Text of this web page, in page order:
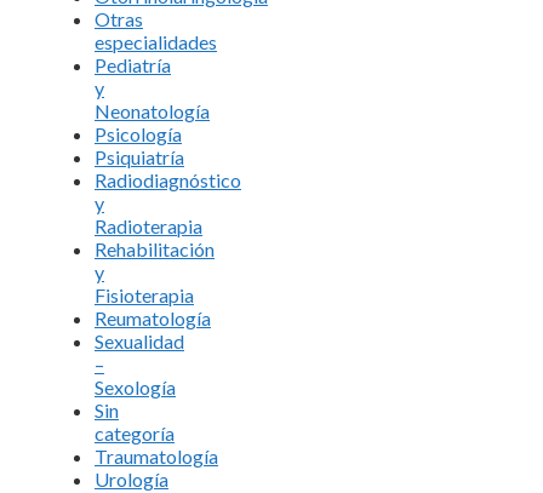
Otras
especialidades
Pediatría
y
Neonatología
Psicología
Psiquiatría
Radiodiagnóstico
y
Radioterapia
Rehabilitación
y
Fisioterapia
Reumatología
Sexualidad
–
Sexología
Sin
categoría
Traumatología
Urología